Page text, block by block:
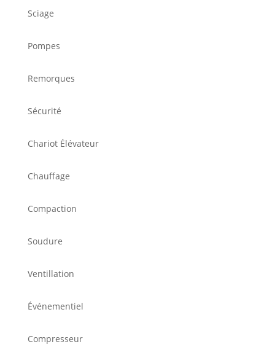
Sciage
Pompes
Remorques
Sécurité
Chariot Élévateur
Chauffage
Compaction
Soudure
Ventillation
Événementiel
Compresseur